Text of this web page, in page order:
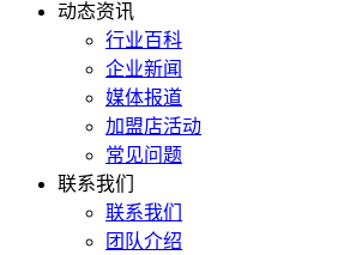
动态资讯
行业百科
企业新闻
媒体报道
加盟店活动
常见问题
联系我们
联系我们
团队介绍